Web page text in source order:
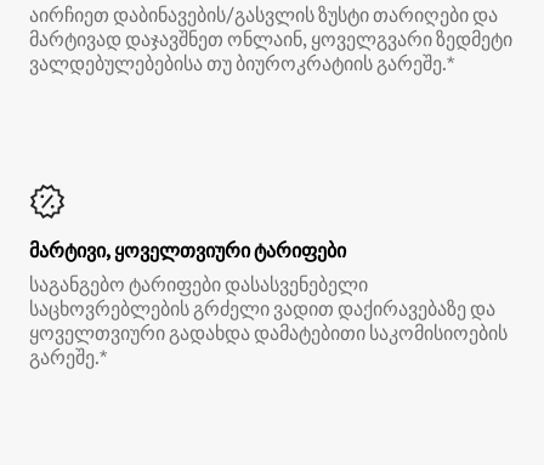
აირჩიეთ დაბინავების/გასვლის ზუსტი თარიღები და
მარტივად დაჯავშნეთ ონლაინ, ყოველგვარი ზედმეტი
ვალდებულებებისა თუ ბიუროკრატიის გარეშე.*
მარტივი, ყოველთვიური ტარიფები
საგანგებო ტარიფები დასასვენებელი
საცხოვრებლების გრძელი ვადით დაქირავებაზე და
ყოველთვიური გადახდა დამატებითი საკომისიოების
გარეშე.*